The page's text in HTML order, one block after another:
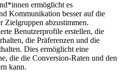
ermöglicht es
Kommunikation besser auf die
Zielgruppen abzustimmen.
Benutzerprofile erstellen, die
die Präferenzen und die
Dies ermöglicht eine
die die Conversion-Raten und den
kann.